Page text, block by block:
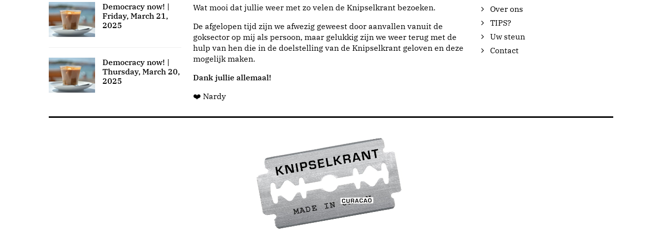
Democracy now! |
Friday, March 21,
2025
Democracy now! |
Thursday, March 20,
2025
Wat mooi dat jullie weer met zo velen de Knipselkrant bezoeken.
De afgelopen tijd zijn we afwezig geweest door aanvallen vanuit de
goksector op mij als persoon, maar gelukkig zijn we weer terug met de
hulp van hen die in de doelstelling van de Knipselkrant geloven en deze
mogelijk maken.
Dank jullie allemaal!
❤️ Nardy
Over ons
TIPS?
Uw steun
Contact